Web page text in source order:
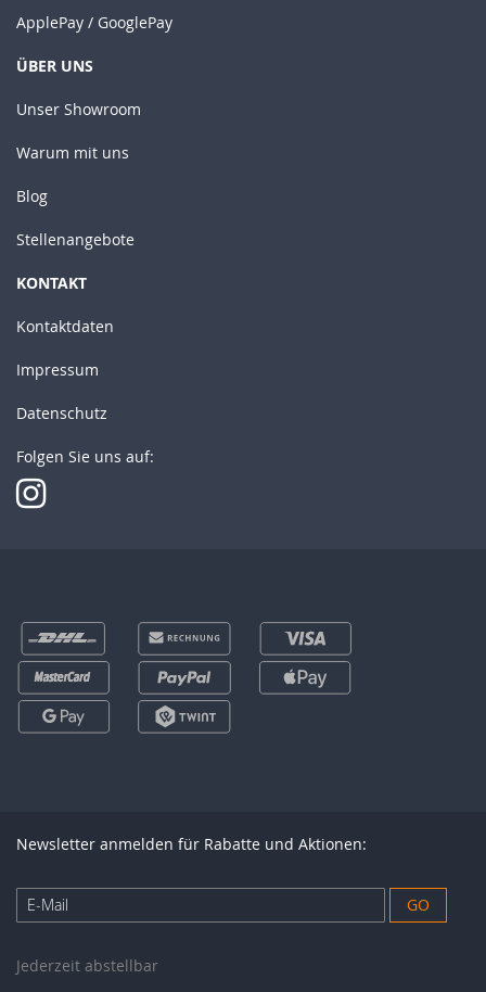
ApplePay / GooglePay
ÜBER UNS
Unser Showroom
Warum mit uns
Blog
Stellenangebote
KONTAKT
Kontaktdaten
Impressum
Datenschutz
Folgen Sie uns auf:
Newsletter anmelden für Rabatte und Aktionen:
Anmeldung
zum
GO
Jederzeit abstellbar